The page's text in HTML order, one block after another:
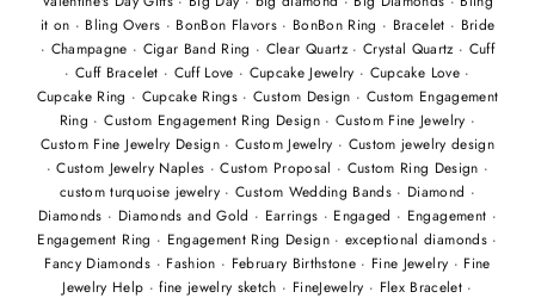
it on · Bling Overs · BonBon Flavors · BonBon Ring · Bracelet · Bride
· Champagne · Cigar Band Ring · Clear Quartz · Crystal Quartz · Cuff
·Cuff Bracelet · Cuff Love · Cupcake Jewelry · Cupcake Love ·
Cupcake Ring · Cupcake Rings ·Custom Design · Custom Engagement
Ring ·Custom Engagement Ring Design ·Custom Fine Jewelry ·
Custom Fine Jewelry Design · Custom Jewelry · Custom jewelry design
·Custom Jewelry Naples ·Custom Proposal · Custom Ring Design ·
custom turquoise jewelry ·Custom Wedding Bands · Diamond ·
Diamonds · Diamonds and Gold · Earrings · Engaged · Engagement ·
Engagement Ring · Engagement Ring Design ·exceptional diamonds ·
Fancy Diamonds · Fashion · February Birthstone · Fine Jewelry · Fine
Jewelry Help ·fine jewelry sketch · FineJewelry · Flex Bracelet ·